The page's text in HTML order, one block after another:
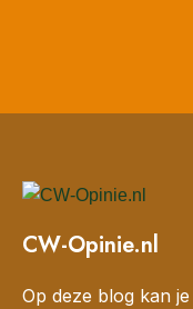
CW-Opinie.nl
Op deze blog kan